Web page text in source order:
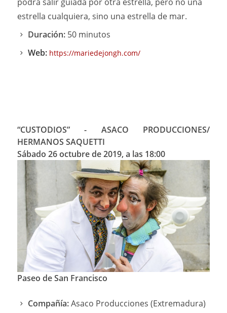
estrella cualquiera, sino una estrella de mar.
Duración: 50 minutos
Web: https://mariedejongh.com/
“CUSTODIOS” - ASACO PRODUCCIONES/
HERMANOS SAQUETTI
Sábado 26 octubre de 2019, a las 18:00
Paseo de San Francisco
Compañía:Asaco Producciones (Extremadura)